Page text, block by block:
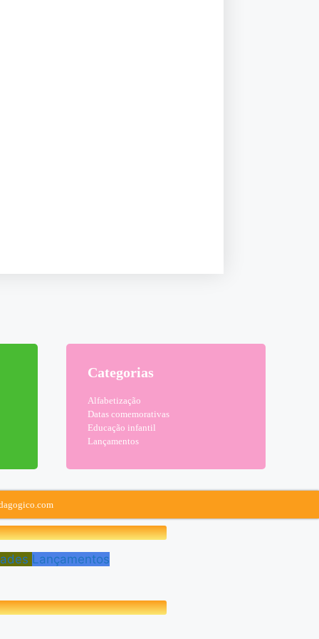
Categorias
Alfabetização
Datas comemorativas
Educação infantil
Lançamentos
Lançamentos